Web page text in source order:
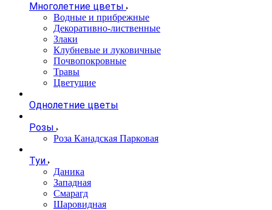
Многолетние цветы
Водные и прибрежные
Декоративно-лиственные
Злаки
Клубневые и луковичные
Почвопокровные
Травы
Цветущие
Однолетние цветы
Розы
Роза Канадская Парковая
Туи
Даника
Западная
Смарагд
Шаровидная